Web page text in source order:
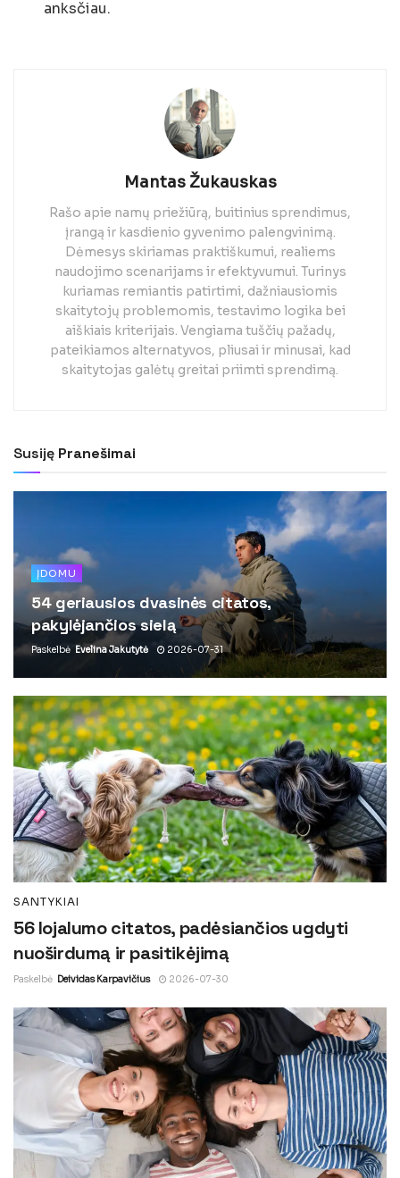
anksčiau.
Mantas Žukauskas
Rašo apie namų priežiūrą, buitinius sprendimus,
įrangą ir kasdienio gyvenimo palengvinimą.
Dėmesys skiriamas praktiškumui, realiems
naudojimo scenarijams ir efektyvumui. Turinys
kuriamas remiantis patirtimi, dažniausiomis
skaitytojų problemomis, testavimo logika bei
aiškiais kriterijais. Vengiama tuščių pažadų,
pateikiamos alternatyvos, pliusai ir minusai, kad
skaitytojas galėtų greitai priimti sprendimą.
Susiję Pranešimai
ĮDOMU
54 geriausios dvasinės citatos,
pakylėjančios sielą
Paskelbė Evelina Jakutytė 2026-07-31
SANTYKIAI
56 lojalumo citatos, padėsiančios ugdyti
nuoširdumą ir pasitikėjimą
Paskelbė Deividas Karpavičius 2026-07-30